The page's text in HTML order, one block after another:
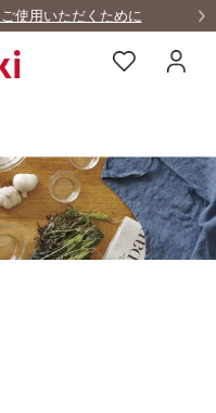
用いただくために